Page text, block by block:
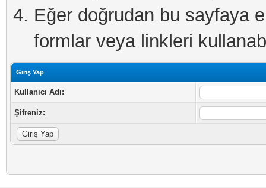
Eğer doğrudan bu sayfaya
formlar veya linkleri
Giriş Yap
Kullanıcı Adı:
Şifreniz: